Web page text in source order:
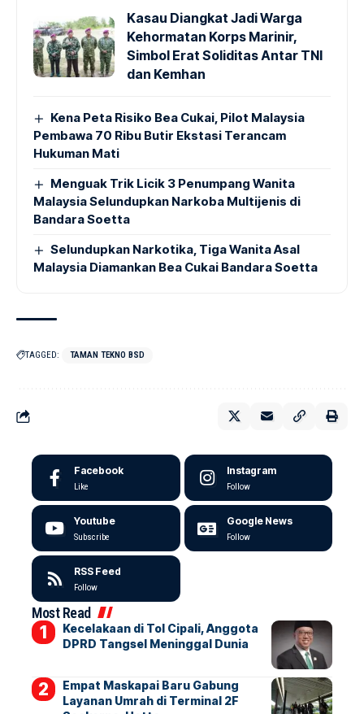
Kasau Diangkat Jadi Warga
Kehormatan Korps Marinir,
Simbol Erat Soliditas Antar TNI
dan Kemhan
Kena Peta Risiko Bea Cukai, Pilot Malaysia
Pembawa 70 Ribu Butir Ekstasi Terancam
Hukuman Mati
Menguak Trik Licik 3 Penumpang Wanita
Malaysia Selundupkan Narkoba Multijenis di
Bandara Soetta
Selundupkan Narkotika, Tiga Wanita Asal
Malaysia Diamankan Bea Cukai Bandara Soetta
TAGGED: TAMAN TEKNO BSD
Facebook
Like
Instagram
Follow
Youtube
Subscribe
Google News
Follow
RSS Feed
Follow
Most Read
Kecelakaan di Tol Cipali, Anggota
DPRD Tangsel Meninggal Dunia
Empat Maskapai Baru Gabung
Layanan Umrah di Terminal 2F